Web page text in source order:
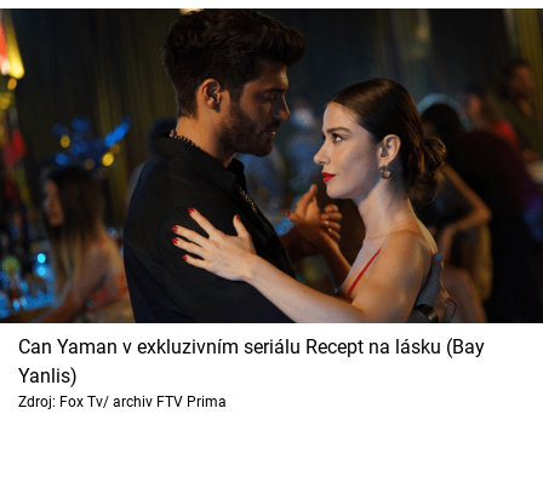
Can Yaman v exkluzivním seriálu Recept na lásku (Bay
Yanlis)
Zdroj: Fox Tv/ archiv FTV Prima